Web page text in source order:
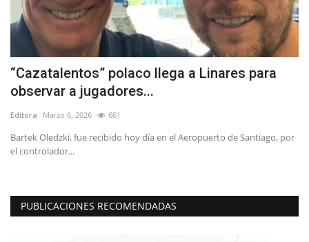
“Cazatalentos” polaco llega a Linares para
observar a jugadores...
Editora Marzo 6, 2026 661
Bartek Oledzki, fue recibido hoy día en el Aeropuerto de Santiago, por
el controlador...
PUBLICACIONES RECOMENDADAS